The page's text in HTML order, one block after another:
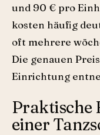
und 90 € pro
kosten häufig
oft mehrere
Die genauen
Einrichtung
Praktische
einer